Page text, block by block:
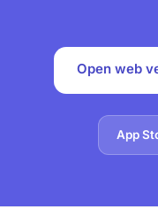
Open web
App